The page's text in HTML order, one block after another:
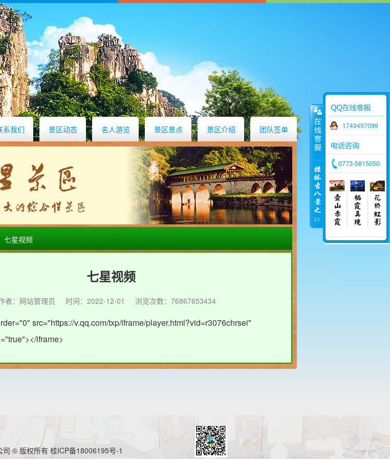
系我们 景区动态 名人游览 景区景点 景区介绍 团队签单
七星视频
七星视频
者：网站管理员 时间：2022-12-01 浏览次数：76867653434
src="https://v.qq.com/txp/iframe/player.html?vid=r3076chrsei"
iframe>
司 © 版权所有桂ICP备18006195号-1
1749497099
0773-5815050